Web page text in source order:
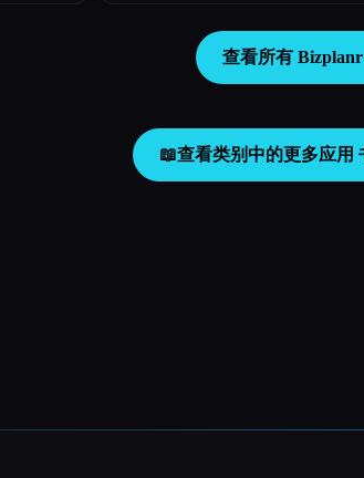
查看所有
📖查看类别中的更多应用